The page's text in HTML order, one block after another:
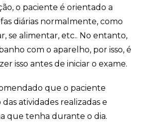
o paciente é orientado a
diárias normalmente, como
se alimentar, etc.. No entanto,
com o aparelho, por isso, é
isso antes de iniciar o exame.
que o paciente
atividades realizadas e
que tenha durante o dia.